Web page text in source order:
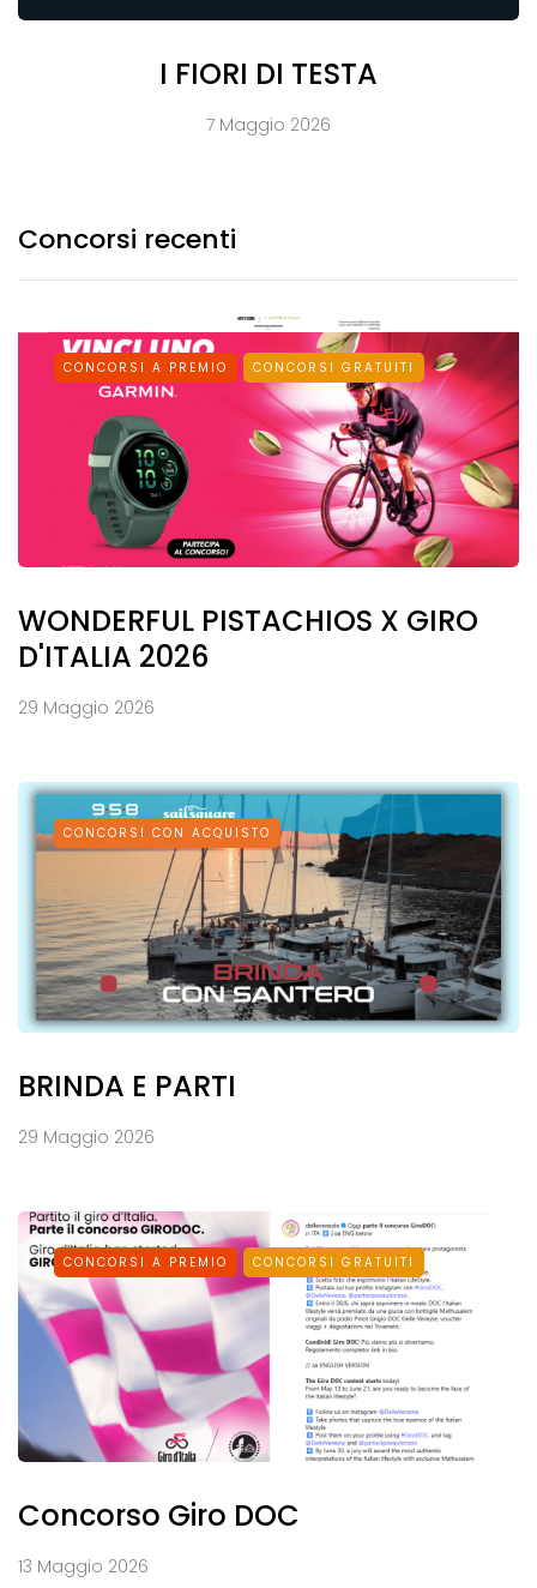
I FIORI DI TESTA
7 Maggio 2026
Concorsi recenti
CONCORSI A PREMIO CONCORSI GRATUITI
WONDERFUL PISTACHIOS X GIRO
D'ITALIA 2026
29 Maggio 2026
CONCORSI CON ACQUISTO
BRINDA E PARTI
29 Maggio 2026
CONCORSI A PREMIO CONCORSI GRATUITI
Concorso Giro DOC
13 Maggio 2026